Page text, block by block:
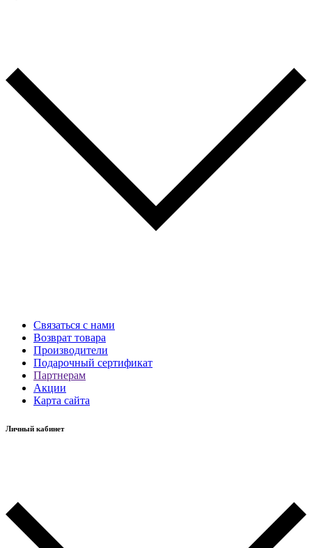
Связаться с нами
Возврат товара
Производители
Подарочный сертификат
Партнерам
Акции
Карта сайта
Личный кабинет